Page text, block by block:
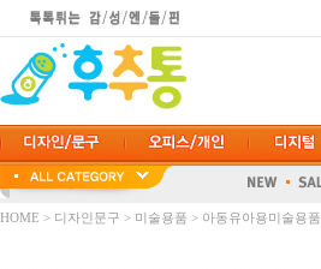
HOME > 디자인문구 > 미술용품 > 아동유아용미술용품